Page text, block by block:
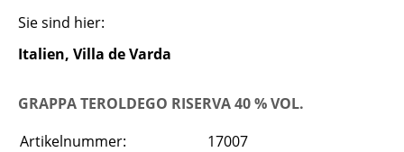
Sie sind hier:
Italien, Villa de Varda
GRAPPA TEROLDEGO RISERVA 40 % VOL.
Artikelnummer:
17007